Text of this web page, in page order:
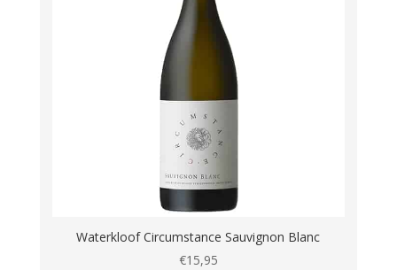
Waterkloof Circumstance Sauvignon Blanc
€15,95